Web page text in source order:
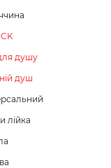
душу
душ
лійка